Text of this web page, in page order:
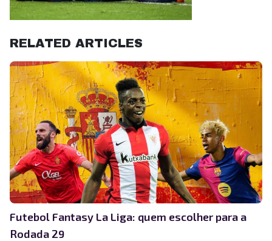
RELATED ARTICLES
Futebol Fantasy La Liga: quem escolher para a
Rodada 29